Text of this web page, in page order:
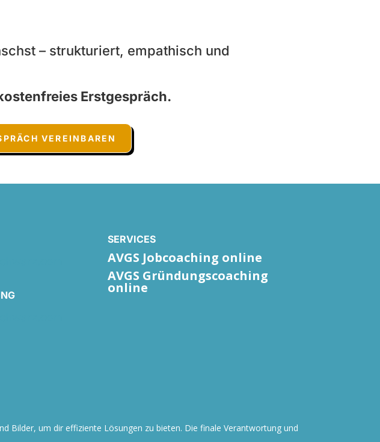
– strukturiert, empathisch und
Erstgespräch.
VEREINBAREN
SERVICES
AVGS Jobcoaching online
AVGS Gründungscoaching
online
Bilder, um dir effiziente Lösungen zu bieten. Die finale Verantwortung und